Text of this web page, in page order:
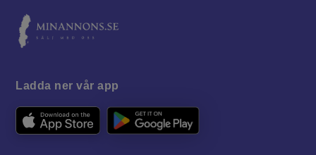
Ladda ner vår app